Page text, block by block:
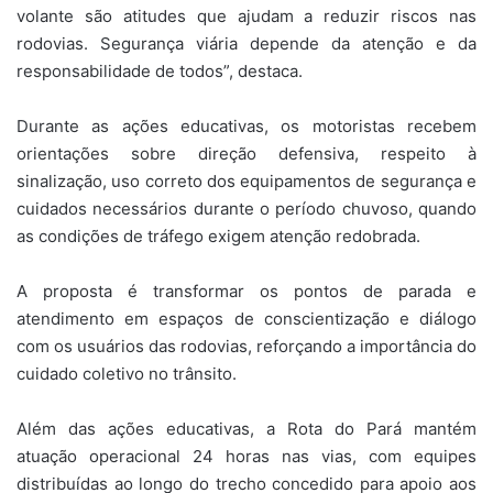
volante são atitudes que ajudam a reduzir riscos nas
rodovias. Segurança viária depende da atenção e da
responsabilidade de todos”, destaca.
Durante as ações educativas, os motoristas recebem
orientações sobre direção defensiva, respeito à
sinalização, uso correto dos equipamentos de segurança e
cuidados necessários durante o período chuvoso, quando
as condições de tráfego exigem atenção redobrada.
A proposta é transformar os pontos de parada e
atendimento em espaços de conscientização e diálogo
com os usuários das rodovias, reforçando a importância do
cuidado coletivo no trânsito.
Além das ações educativas, a Rota do Pará mantém
atuação operacional 24 horas nas vias, com equipes
distribuídas ao longo do trecho concedido para apoio aos